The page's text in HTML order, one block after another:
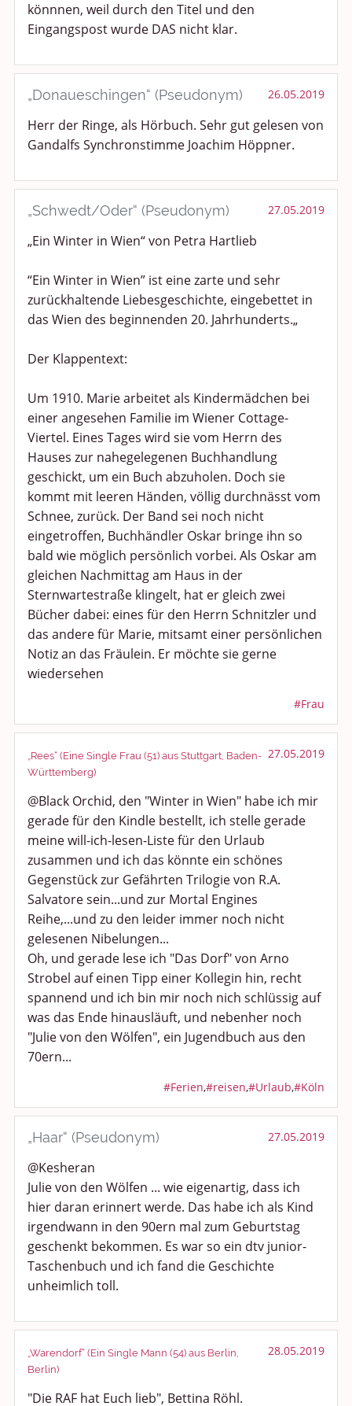
könnnen, weil durch den Titel und den
Eingangspost wurde DAS nicht klar.
„Donaueschingen“ (Pseudonym) 26.05.2019
Herr der Ringe, als Hörbuch. Sehr gut gelesen von
Gandalfs Synchronstimme Joachim Höppner.
„Schwedt/Oder“ (Pseudonym) 27.05.2019
„Ein Winter in Wien“ von Petra Hartlieb
“Ein Winter in Wien” ist eine zarte und sehr
zurückhaltende Liebesgeschichte, eingebettet in
das Wien des beginnenden 20. Jahrhunderts.„
Der Klappentext:
Um 1910. Marie arbeitet als Kindermädchen bei
einer angesehen Familie im Wiener Cottage-
Viertel. Eines Tages wird sie vom Herrn des
Hauses zur nahegelegenen Buchhandlung
geschickt, um ein Buch abzuholen. Doch sie
kommt mit leeren Händen, völlig durchnässt vom
Schnee, zurück. Der Band sei noch nicht
eingetroffen, Buchhändler Oskar bringe ihn so
bald wie möglich persönlich vorbei. Als Oskar am
gleichen Nachmittag am Haus in der
Sternwartestraße klingelt, hat er gleich zwei
Bücher dabei: eines für den Herrn Schnitzler und
das andere für Marie, mitsamt einer persönlichen
Notiz an das Fräulein. Er möchte sie gerne
wiedersehen
#Frau
„Rees“ (Eine Single Frau (51) aus Stuttgart, Baden-
Württemberg)
27.05.2019
@Black Orchid, den "Winter in Wien" habe ich mir
gerade für den Kindle bestellt, ich stelle gerade
meine will-ich-lesen-Liste für den Urlaub
zusammen und ich das könnte ein schönes
Gegenstück zur Gefährten Trilogie von R.A.
Salvatore sein...und zur Mortal Engines
Reihe,...und zu den leider immer noch nicht
gelesenen Nibelungen...
Oh, und gerade lese ich "Das Dorf" von Arno
Strobel auf einen Tipp einer Kollegin hin, recht
spannend und ich bin mir noch nich schlüssig auf
was das Ende hinausläuft, und nebenher noch
"Julie von den Wölfen", ein Jugendbuch aus den
70ern...
#Ferien,#reisen,#Urlaub,#Köln
„Haar“ (Pseudonym) 27.05.2019
@Kesheran
Julie von den Wölfen ... wie eigenartig, dass ich
hier daran erinnert werde. Das habe ich als Kind
irgendwann in den 90ern mal zum Geburtstag
geschenkt bekommen. Es war so ein dtv junior-
Taschenbuch und ich fand die Geschichte
unheimlich toll.
„Warendorf“ (Ein Single Mann (54) aus Berlin,
Berlin)
28.05.2019
"Die RAF hat Euch lieb", Bettina Röhl.